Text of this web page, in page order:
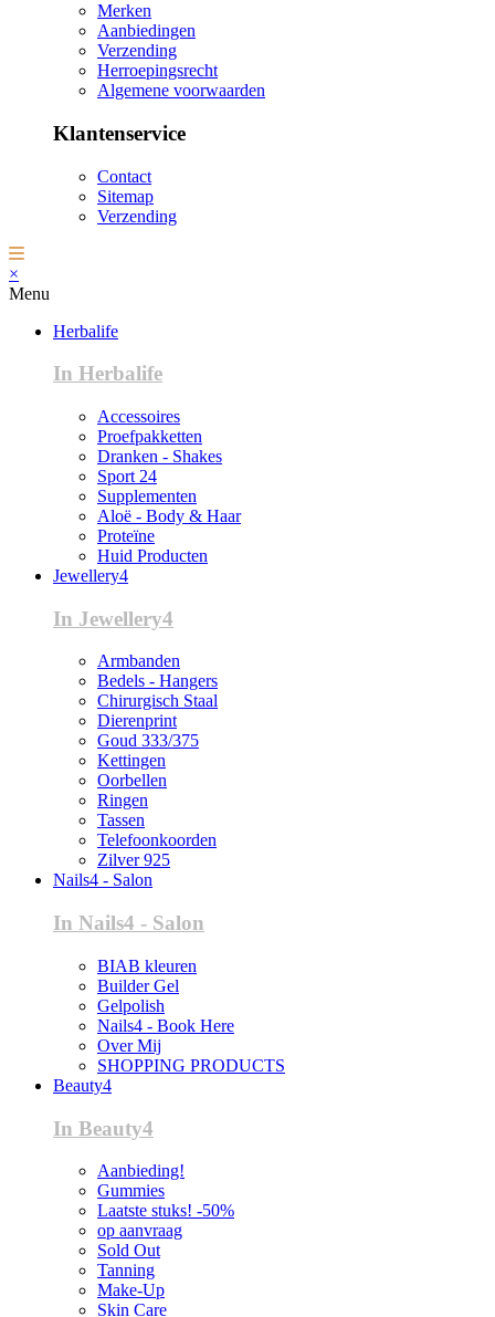
Merken
Aanbiedingen
Verzending
Herroepingsrecht
Algemene voorwaarden
Klantenservice
Contact
Sitemap
Verzending
×
Menu
Herbalife
In Herbalife
Accessoires
Proefpakketten
Dranken - Shakes
Sport 24
Supplementen
Aloë - Body & Haar
Proteïne
Huid Producten
Jewellery4
In Jewellery4
Armbanden
Bedels - Hangers
Chirurgisch Staal
Dierenprint
Goud 333/375
Kettingen
Oorbellen
Ringen
Tassen
Telefoonkoorden
Zilver 925
Nails4 - Salon
In Nails4 - Salon
BIAB kleuren
Builder Gel
Gelpolish
Nails4 - Book Here
Over Mij
SHOPPING PRODUCTS
Beauty4
In Beauty4
Aanbieding!
Gummies
Laatste stuks! -50%
op aanvraag
Sold Out
Tanning
Make-Up
Skin Care